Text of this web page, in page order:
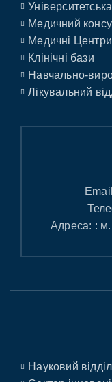
Університетська
Медичний
Медичні Центри
Клінічні бази
Навчально-
Лікувальний
Адреса: : м.
Науковий відділ